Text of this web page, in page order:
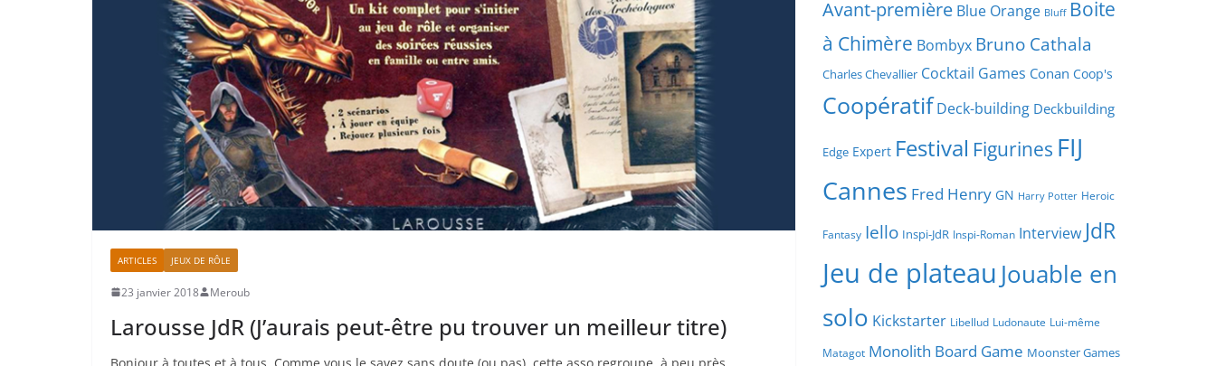
ARTICLES JEUX DE RÔLE
23 janvier 2018 Meroub
Larousse JdR (J’aurais peut-être pu trouver un meilleur titre)
Avant-première Blue Orange Bluff Boite
à Chimère Bombyx Bruno Cathala
Charles Chevallier Cocktail Games Conan Coop's
Coopératif Deck-building Deckbuilding
Edge Expert Festival Figurines FIJ
Cannes Fred Henry GN Harry Potter Heroic
Fantasy Iello Inspi-JdR Inspi-Roman Interview JdR
Jeu de plateau Jouable en
solo Kickstarter Libellud Ludonaute Lui-même
Matagot Monolith Board Game Moonster Games